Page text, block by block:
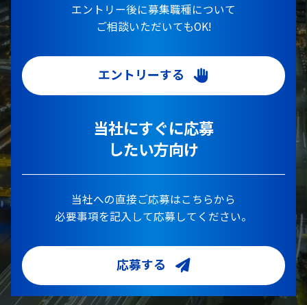
エントリー後に募集職種について
ご相談いただいてもOK!
エントリーする
当社にすぐに応募
したい方向け
当社への直接ご応募はこちらから
必要事項を記入して応募してください。
応募する